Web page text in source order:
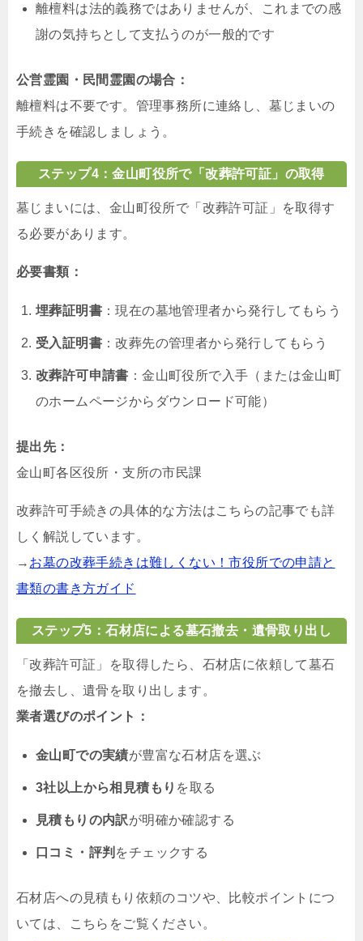
離檀料は法的義務ではありませんが、これまでの感
謝の気持ちとして支払うのが一般的です
公営霊園・民間霊園の場合：
離檀料は不要です。管理事務所に連絡し、墓じまいの
手続きを確認しましょう。
ステップ4：金山町役所で「改葬許可証」の取得
墓じまいには、金山町役所で「改葬許可証」を取得す
る必要があります。
必要書類：
埋葬証明書 ：現在の墓地管理者から発行してもらう
受入証明書 ：改葬先の管理者から発行してもらう
改葬許可申請書 ：金山町役所で入手（または金山町
のホームページからダウンロード可能）
提出先：
金山町各区役所・支所の市民課
改葬許可手続きの具体的な方法はこちらの記事でも詳
しく解説しています。
→ お墓の改葬手続きは難しくない！市役所での申請と
書類の書き方ガイド
ステップ5：石材店による墓石撤去・遺骨取り出し
「改葬許可証」を取得したら、石材店に依頼して墓石
を撤去し、遺骨を取り出します。
業者選びのポイント：
金山町での実績が豊富な石材店を選ぶ
3社以上から相見積もり を取る
見積もりの内訳が明確か確認する
口コミ・評判 をチェックする
石材店への見積もり依頼のコツや、比較ポイントにつ
いては、こちらをご覧ください。